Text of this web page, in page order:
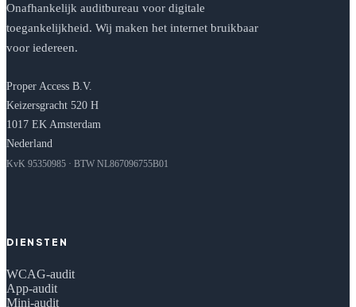
Onafhankelijk auditbureau voor digitale
toegankelijkheid. Wij maken het internet bruikbaar
voor iedereen.
Proper Access B.V.
Keizersgracht 520 H
1017 EK Amsterdam
Nederland
KvK 95350985 · BTW NL867096755B01
DIENSTEN
WCAG-audit
App-audit
Mini-audit